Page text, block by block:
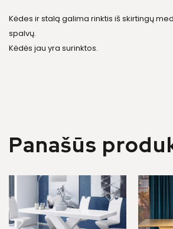
Kėdes ir stalą galima rinktis iš skirtingų
spalvų.
Kėdės jau yra surinktos.
Panašūs